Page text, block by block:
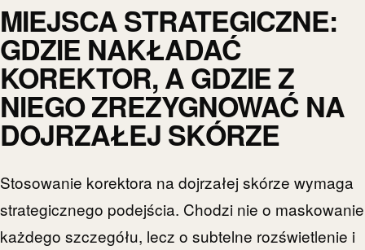
MIEJSCA STRATEGICZNE:
GDZIE NAKŁADAĆ
KOREKTOR, A GDZIE Z
NIEGO ZREZYGNOWAĆ NA
DOJRZAŁEJ SKÓRZE
Stosowanie korektora na dojrzałej skórze wymaga
strategicznego podejścia. Chodzi nie o maskowanie
każdego szczegółu, lecz o subtelne rozświetlenie i